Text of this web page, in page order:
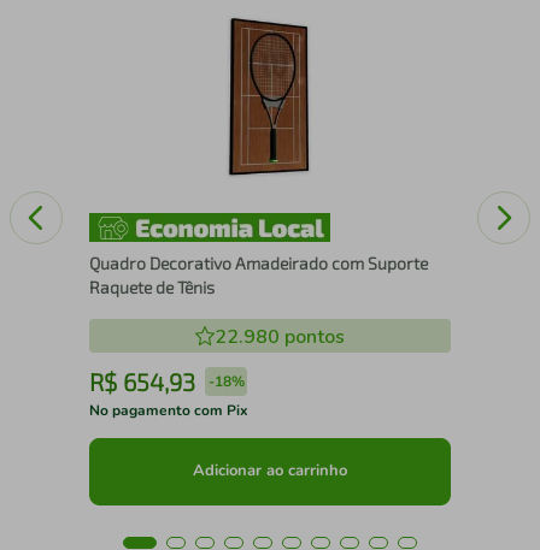
Quadro Decorativo Amadeirado com Suporte
Raquete de Tênis
22.980 pontos
R$ 654,93 -18%
No pagamento com Pix
Adicionar ao carrinho